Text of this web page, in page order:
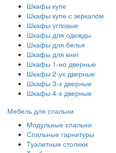
Шкафы купе
Шкафы купе с зеркалом
Шкафы угловые
Шкафы для одежды
Шкафы для белья
Шкафы для книг
Шкафы 1-но дверные
Шкафы 2-ух дверные
Шкафы 3-х дверные
Шкафы 4-х дверные
Мебель для спальни
Модульные спальни
Спальные гарнитуры
Туалетные столики